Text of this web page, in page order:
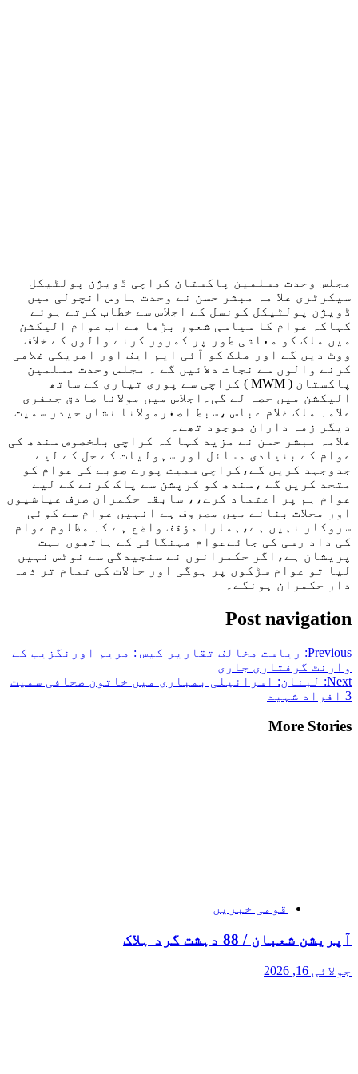
مجلس وحدت مسلمین پاکستان کراچی ڈویژن پولٹیکل
سیکرٹری علا مہ مبشر حسن نے وحدت ہاوس انچولی میں
ڈویژن پولٹیکل کونسل کے اجلاس سے خطاب کرتے ہوئے
کہاکہ عوام کا سیاسی شعور بڑھا ھے اب عوام الیکشن
میں ملک کو معاشی طور پر کمزور کرنے والوں کے خلاف
ووٹ دیں گے اور ملک کو آئی ایم ایف اور امریکی غلامی
کرنے والوں سے نجات دلائیں گے ۔ مجلس وحدت مسلمین
پاکستان ( MWM ) کراچی سے پوری تیاری کے ساتھ
الیکشن میں حصہ لے گی۔اجلاس میں مولانا صادق جعفری
علامہ ملک غلام عباس ،سبط اصغرمولانا نشان حیدر سمیت
دیگر زمہ داران موجود تھے۔
علامہ مبشر حسن نے مزید کہا کہ کراچی بلخصوص سندھ کی
عوام کے بنیادی مسائل اور سہولیات کے حل کے لیے
جدوجہد کریں گے،کراچی سمیت پورے صوبے کی عوام کو
متحد کریں گے ،سندھ کو کرپشن سے پاک کرنے کے لیے
عوام ہم پر اعتماد کرے،، سابقہ حکمران صرف عیاشیوں
اور محلات بنانے میں مصروف ہے انہیں عوام سے کوئی
سروکار نہیں ہے،ہمارا مؤقف واضع ہے کہ مظلوم عوام
کی داد رسی کی جائےعوام مہنگائی کے ہاتھوں بہت
پریشان ہے،اگر حکمرانوں نے سنجیدگی سے نوٹس نہیں
لیا تو عوام سڑکوں پر ہوگی اور حالات کی تمام تر ذمہ
دار حکمران ہونگے۔
Post navigation
Previous:
ریاست مخالف تقاریر کیس : مریم اورنگزیب کے
وارنٹ گرفتاری جاری
Next:
لبنان: اسرائیلی بمباری میں خاتون صحافی سمیت
3 افراد شہید
More Stories
قومی خبریں
آپریشن شعبان / 88 دہشت گرد ہلاک
جولائی 16, 2026